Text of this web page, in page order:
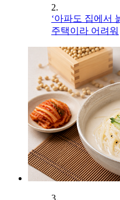
2.
‘아파도 집에서
주택이라 어려워